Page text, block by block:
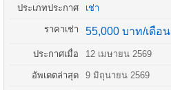
ประเภทประกาศ เช่า
ราคาเช่า 55,000 บาท/เดือน
ประกาศเมื่อ 12 เมษายน 2569
อัพเดตล่าสุด 9 มิถุนายน 2569